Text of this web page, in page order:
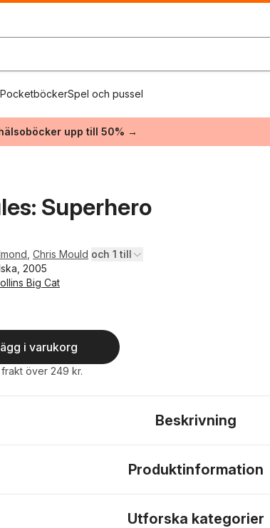
PocketböckerSpel och pussel
upp till 50% →
Superhero
Chris Mould och 1 till
2005
Big Cat
i varukorg
frakt över 249 kr.
Beskrivning
Produktinformation
Utforska kategorier